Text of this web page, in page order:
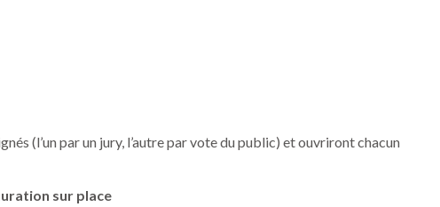
(l’un par un jury, l’autre par vote du public) et ouvriront chacun
sur place